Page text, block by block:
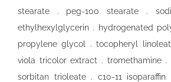
stearate . peg-100 stearate .
ethylhexylglycerin . hydrogenated
propylene glycol . tocopheryl
viola tricolor extract . tromethamine .
sorbitan trioleate . c10-11